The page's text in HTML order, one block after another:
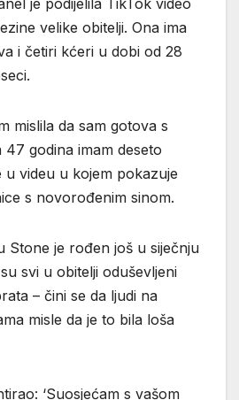
velike obitelji. Ona ima
i četiri kćeri u dobi od 28
mislila da sam gotova s
47 godina imam deseto
u videu u kojem pokazuje
s novorođenim sinom.
Stone je rođen još u siječnju
svi u obitelji oduševljeni
– čini se da ljudi na
misle da je to bila loša
‘Suosjećam s vašom